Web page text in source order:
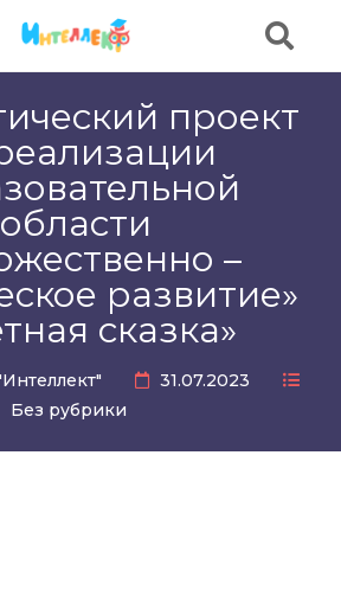
проект
области
–
развитие»
сказка»
31.07.2023
Без рубрики